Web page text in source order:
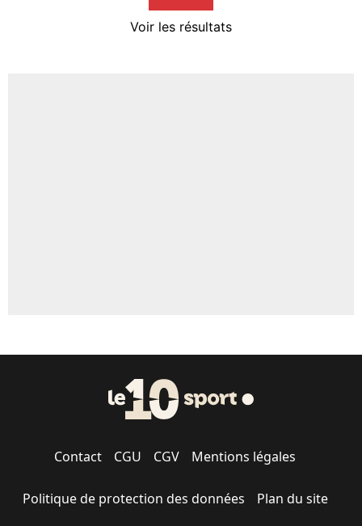
Voir les résultats
Contact CGU CGV Mentions légales
Politique de protection des données Plan du site